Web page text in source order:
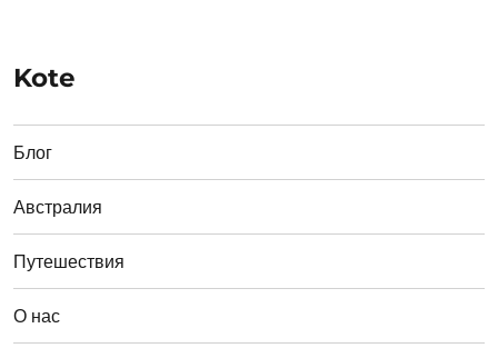
Kote
Блог
Австралия
Путешествия
О нас